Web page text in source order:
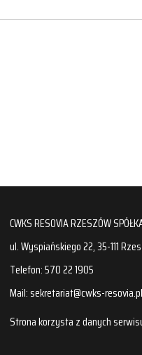
CWKS RESOVIA RZESZÓW
ul. Wyspiańskiego 22, 35-111
Telefon: 570 22 1905
Mail: sekretariat@cwks-resovia.pl
Strona korzysta z danych